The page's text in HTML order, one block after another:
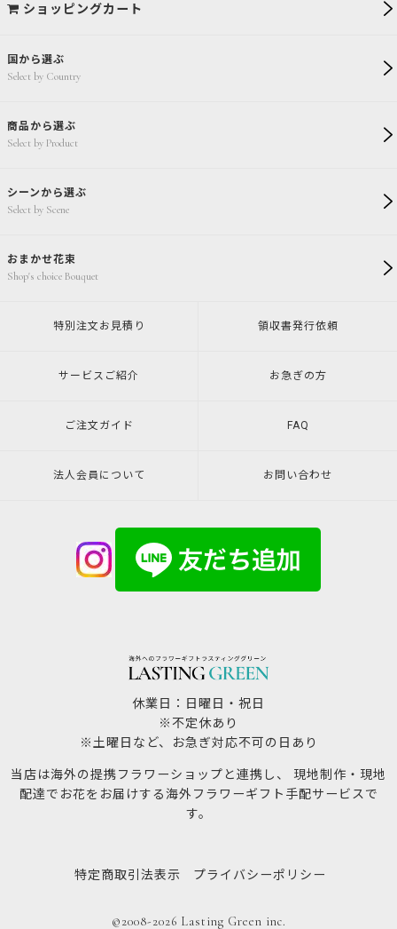
国から選ぶ
Select by Country
商品から選ぶ
Select by Product
シーンから選ぶ
Select by Scene
おまかせ花束
Shop's choice Bouquet
ショッピングカート
特別注文 お見積り 領収書発行依頼
サービスご紹介 お急ぎの方
ご注文ガイド FAQ
法人会員について お問い合わせ
休業日：日曜日・祝日
※不定休あり
※土曜日など、お急ぎ対応不可の日あり
当店は海外の提携フラワーショップと連携し、 現地制作・現地
配達でお花をお届けする海外フラワーギフト手配サービスで
す。
特定商取引法表示 プライバシーポリシー
©2008-2026 Lasting Green inc.